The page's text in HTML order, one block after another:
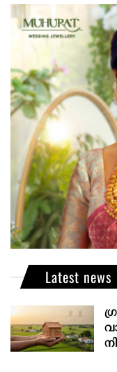
Latest news